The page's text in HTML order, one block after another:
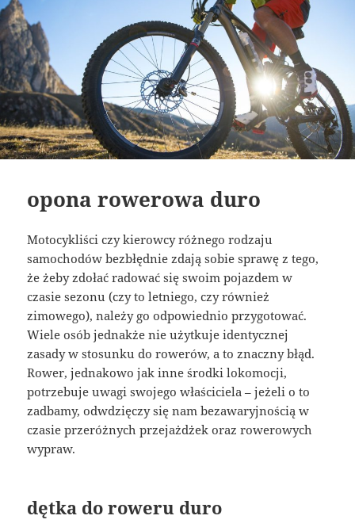
opona rowerowa duro
Motocykliści czy kierowcy różnego rodzaju
samochodów bezbłędnie zdają sobie sprawę z tego,
że żeby zdołać radować się swoim pojazdem w
czasie sezonu (czy to letniego, czy również
zimowego), należy go odpowiednio przygotować.
Wiele osób jednakże nie użytkuje identycznej
zasady w stosunku do rowerów, a to znaczny błąd.
Rower, jednakowo jak inne środki lokomocji,
potrzebuje uwagi swojego właściciela – jeżeli o to
zadbamy, odwdzięczy się nam bezawaryjnością w
czasie przeróżnych przejażdżek oraz rowerowych
wypraw.
dętka do roweru duro